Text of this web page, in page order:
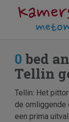
0 bed
Tellin
Tellin: Het
de omliggende
een prima